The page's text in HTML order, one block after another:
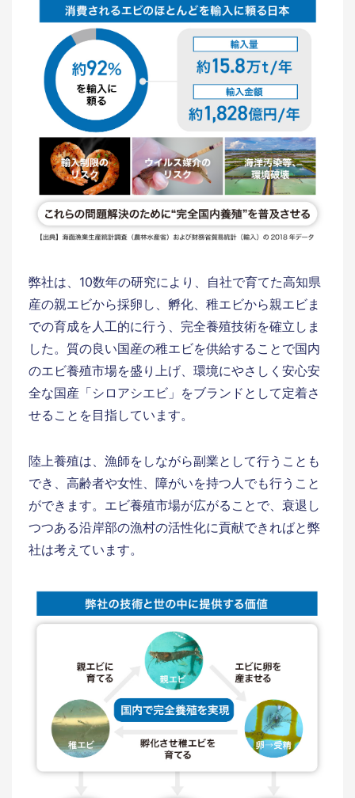
弊社は、10数年の研究により、自社で育てた高知県
産の親エビから採卵し、孵化、稚エビから親エビま
での育成を人工的に行う、完全養殖技術を確立しま
した。質の良い国産の稚エビを供給することで国内
のエビ養殖市場を盛り上げ、環境にやさしく安心安
全な国産「シロアシエビ」をブランドとして定着さ
せることを目指しています。
陸上養殖は、漁師をしながら副業として行うことも
でき、高齢者や女性、障がいを持つ人でも行うこと
ができます。エビ養殖市場が広がることで、衰退し
つつある沿岸部の漁村の活性化に貢献できればと弊
社は考えています。